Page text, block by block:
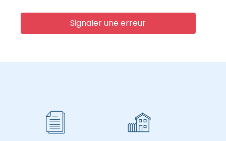
Signaler une erreur